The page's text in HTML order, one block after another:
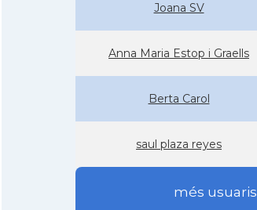
Joana SV
Anna Maria Estop i Graells
Berta Carol
saul plaza reyes
més usuaris